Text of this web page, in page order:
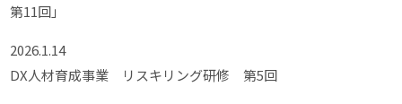
第11回」
2026.1.14
DX人材育成事業 リスキリング研修 第5回